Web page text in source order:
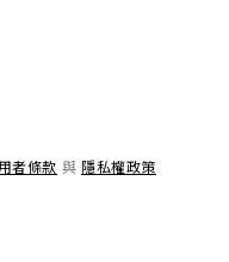
者條款 與 隱私權政策